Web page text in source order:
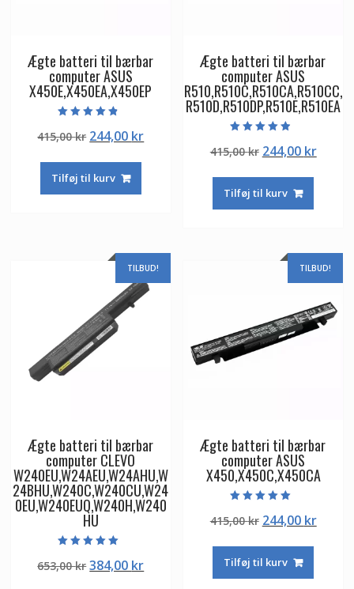
Ægte batteri til bærbar
computer ASUS
X450E,X450EA,X450EP
4.50
ud af 5
415,00kr Den
pris
var:
244,00 krDen
Tilføj til kurv
Ægte batteri til bærbar
computer ASUS
R510,R510C,R510CA,R510CC,
R510D,R510DP,R510E,R510EA
4.50
ud af 5
415,00kr Den
pris
var:
244,00 krDen
Tilføj til kurv
TILBUD!
Ægte batteri til bærbar
computer CLEVO
W240EU,W24AEU,W24AHU,W
24BHU,W240C,W240CU,W24
0EU,W240EUQ,W240H,W240
HU
5.00
ud af 5
653,00krDen
384,00 krDen
TILBUD!
Ægte batteri til bærbar
computer ASUS
X450,X450C,X450CA
5.00
ud af 5
415,00kr Den
pris
var:
244,00 krDen
Tilføj til kurv